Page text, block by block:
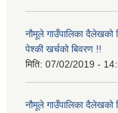
नौमूले गाउँपालिका दैलेखको
पेश्की खर्चको बिवरण !!
मिति: 07/02/2019 -
नौमूले गाउँपालिका दैलेखको